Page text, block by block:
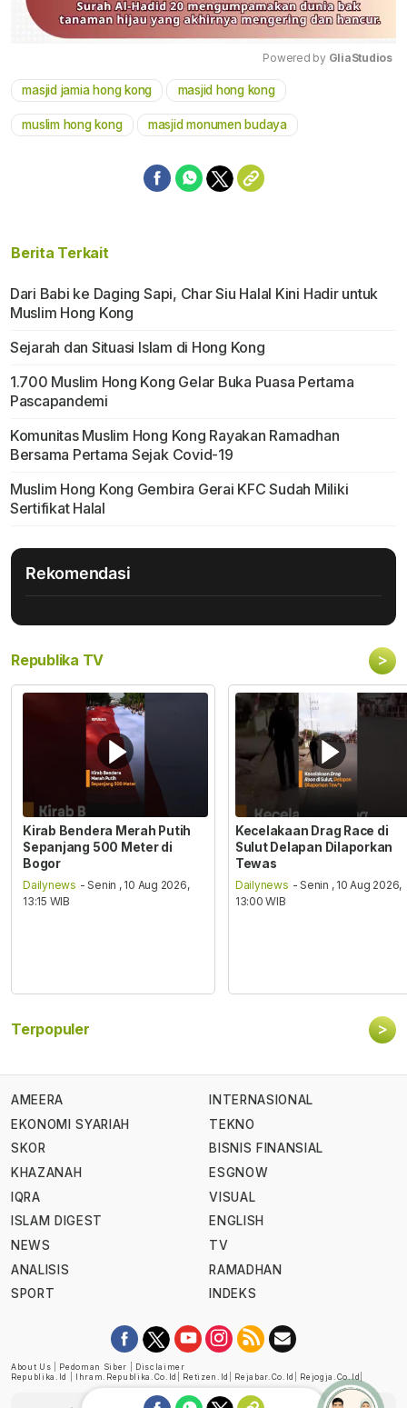
Powered by GliaStudios
masjid jamia hong kong masjid hong kong
muslim hong kong masjid monumen budaya
Berita Terkait
Dari Babi ke Daging Sapi, Char Siu Halal Kini Hadir untuk
Muslim Hong Kong
Sejarah dan Situasi Islam di Hong Kong
1.700 Muslim Hong Kong Gelar Buka Puasa Pertama
Pascapandemi
Komunitas Muslim Hong Kong Rayakan Ramadhan
Bersama Pertama Sejak Covid-19
Muslim Hong Kong Gembira Gerai KFC Sudah Miliki
Sertifikat Halal
Rekomendasi
Republika TV >
Kirab Bendera Merah Putih
Sepanjang 500 Meter di
Bogor
Dailynews - Senin , 10 Aug 2026,
13:15 WIB
Kecelakaan Drag Race di
Sulut Delapan Dilaporkan
Tewas
Dailynews - Senin , 10 Aug 2026,
13:00 WIB
Terpopuler >
AMEERA
EKONOMI SYARIAH
SKOR
KHAZANAH
IQRA
ISLAM DIGEST
NEWS
ANALISIS
SPORT
INTERNASIONAL
TEKNO
BISNIS FINANSIAL
ESGNOW
VISUAL
ENGLISH
TV
RAMADHAN
INDEKS
About Us Pedoman Siber
Disclaimer
Republika.id
Ihram.republika.co.id Retizen.id Rejabar.co.id Rejogja.co.id